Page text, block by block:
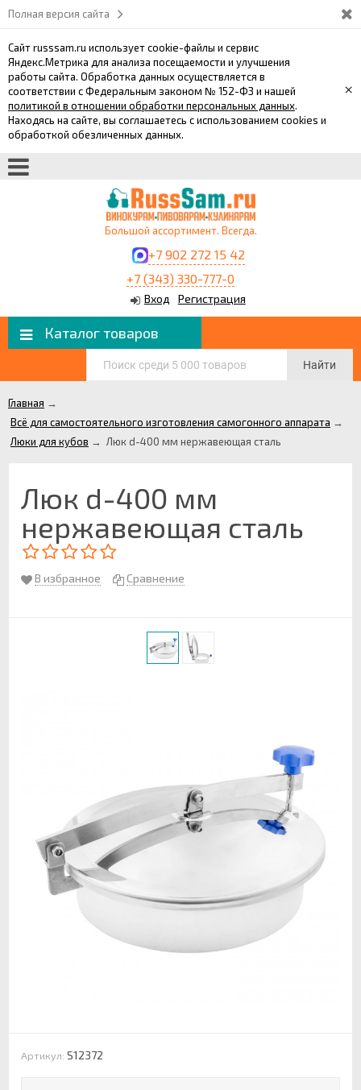
Полная версия сайта
Сайт russsam.ru использует cookie-файлы и сервис
Яндекс.Метрика для анализа посещаемости и улучшения
работы сайта. Обработка данных осуществляется в
соответствии с Федеральным законом № 152-ФЗ и нашей
политикой в отношении обработки персональных данных.
Находясь на сайте, вы соглашаетесь с использованием cookies и
обработкой обезличенных данных.
×
Большой ассортимент. Всегда.
+7 902 272 15 42
+7 (343) 330-777-0
Вход Регистрация
Каталог товаров
Найти
Главная →
Всё для самостоятельного изготовления самогонного аппарата →
Люки для кубов → Люк d-400 мм нержавеющая сталь
Люк d-400 мм
нержавеющая сталь
В избранное Сравнение
Артикул: S12372